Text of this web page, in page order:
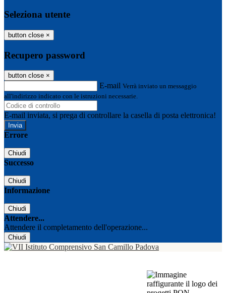
Seleziona utente
button close ×
Recupero password
button close ×
E-mail Verrà inviato un messaggio
all'indirizzo indicato con le istruzioni necessarie.
E-mail inviata, si prega di controllare la casella di posta elettronica!
Errore
Chiudi
Successo
Chiudi
Informazione
Chiudi
Attendere...
Attendere il completamento dell'operazione...
Chiudi